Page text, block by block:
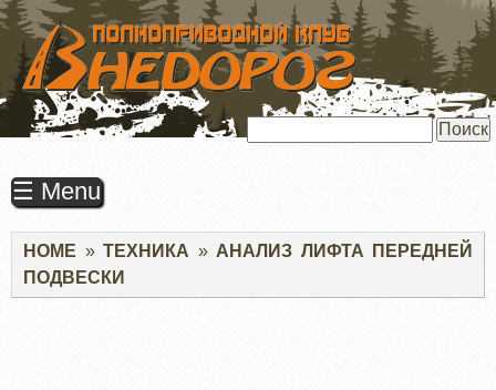
ПЕРЕЙТИ
ОСНОВНОМУ
СОДЕРЖАНИЮ
☰ Menu
Строка
навигации
HOME ТЕХНИКА
АНАЛИЗ ЛИФТА ПЕРЕДНЕЙ
ПОДВЕСКИ